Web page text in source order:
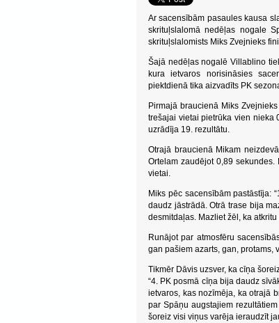
Ar sacensībām pasaules kausa
skrituļslalomā nedēļas nogale
skrituļslalomists Miks Zvejnieks
Šajā nedēļas nogalē Villablino
kura ietvaros norisināsies
piektdienā tika aizvadīts PK
Pirmajā braucienā Miks
trešajai vietai pietrūka vien nieka
uzrādīja 19. rezultātu.
Otrajā braucienā Mikam
Ortelam zaudējot 0,89
vietai.
Miks pēc sacensībām pastāstīja:
daudz jāstrādā. Otrā trase bija
desmitdaļas. Mazliet žēl, ka
Runājot par atmosfēru
gan pašiem azarts, gan, protams,
Tikmēr Dāvis uzsver, ka cīņa
“4. PK posmā cīņa bija daudz
ietvaros, kas nozīmēja, ka otrajā
par Spāņu augstajiem
šoreiz visi viņus varēja ieraudzīt